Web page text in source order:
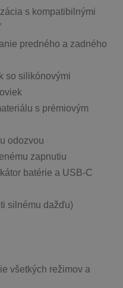
s kompatibilnými
predného a zadného
so silikónovými
s prémiovým
odozvou
zapnutiu
batérie a USB-C
silnému dažďu)
všetkých režimov a